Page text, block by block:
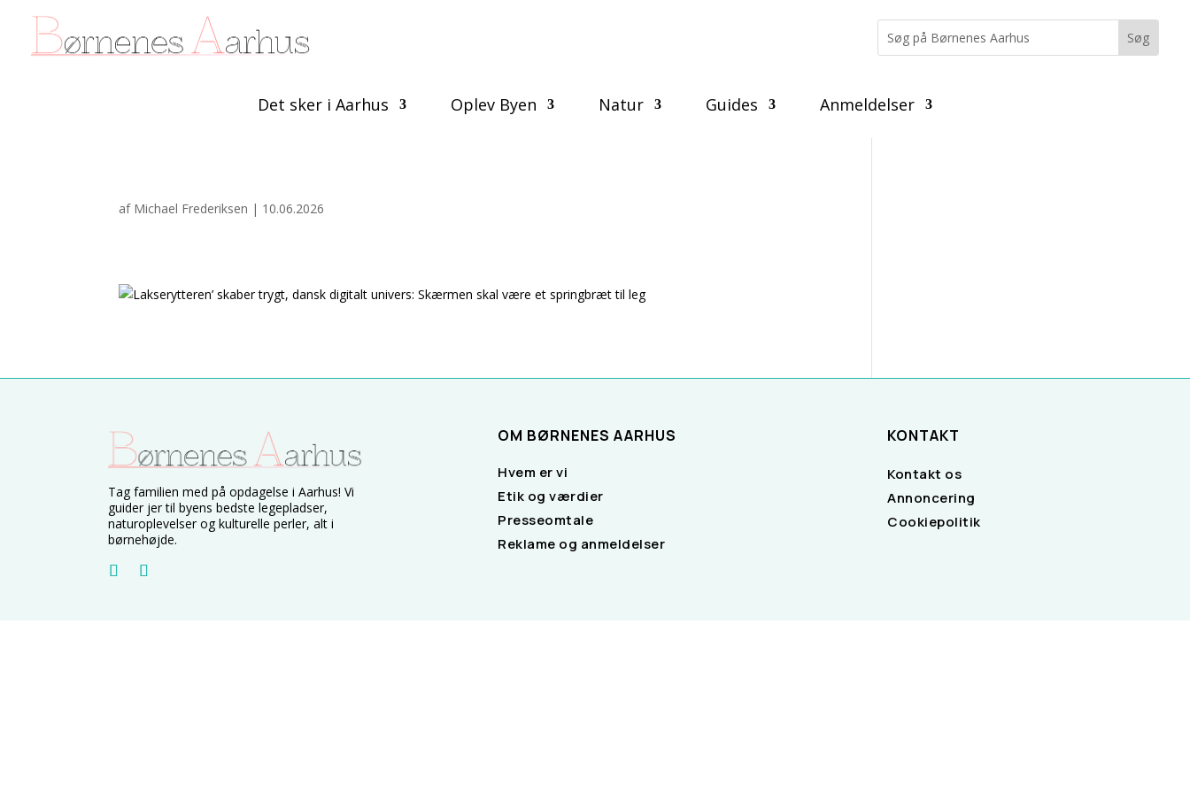
Det sker i Aarhus Oplev Byen Natur Guides Anmeldelser
af Michael Frederiksen | 10.06.2026
Tag familien med på opdagelse i Aarhus! Vi
guider jer til byens bedste legepladser,
naturoplevelser og kulturelle perler, alt i
børnehøjde.
OM BØRNENES AARHUS
Hvem er vi
Etik og værdier
Presseomtale
Reklame og anmeldelser
KONTAKT
Kontakt os
Annoncering
Cookiepolitik